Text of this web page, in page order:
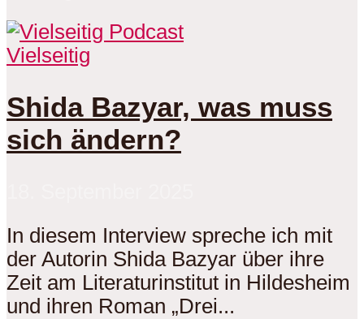
Vielseitig
Shida Bazyar, was muss
sich ändern?
In diesem Interview spreche ich mit
der Autorin Shida Bazyar über ihre
Zeit am Literaturinstitut in Hildesheim
und ihren Roman „Drei...